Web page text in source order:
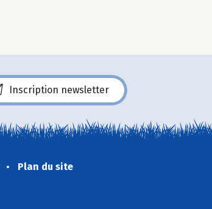
Inscription newsletter
Plan du site